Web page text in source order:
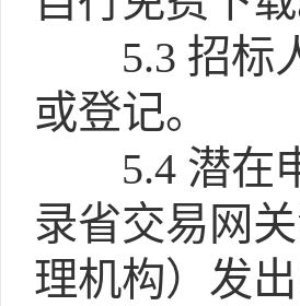
5.3 招标
或登记。
5.4 潜在
录省交易网
理机构）发